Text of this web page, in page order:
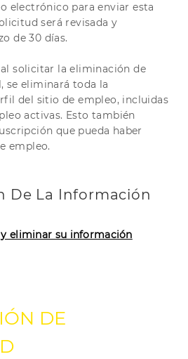
electrónico para enviar esta
será revisada y
de 30 días.
solicitar la eliminación de
se eliminará toda la
del sitio de empleo, incluidas
activas. Esto también
que pueda haber
empleo.
De La Información
eliminar su información
DE